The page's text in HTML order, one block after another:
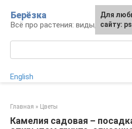
контенту
Берёзка
Всё про растения: виды,
English
Главная » Цветы
Камелия садовая –
Для
сайту: